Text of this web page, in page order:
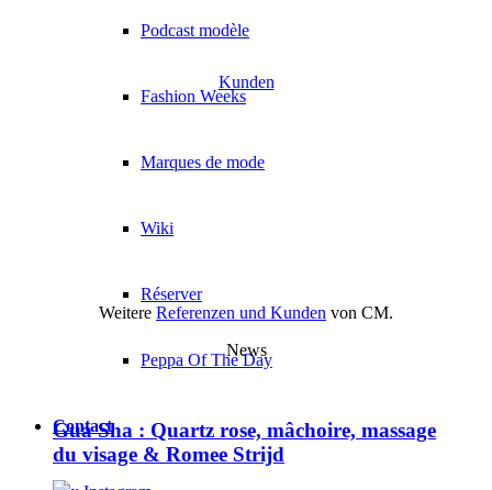
Podcast modèle
Fashion Weeks
Marques de mode
Wiki
Réserver
Peppa Of The Day
Contact
Kunden
Weitere Referenzen und Kunden von CM.
News
Gua Sha : Quartz rose, mâchoire, massage
du visage & Romee Strijd